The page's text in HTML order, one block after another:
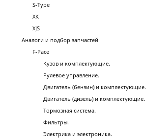
S-Type
XK
XJS
Аналоги и подбор запчастей
F-Pace
Кузов и комплектующие.
Рулевое управление.
Двигатель (бензин) и комплектующие.
Двигатель (дизель) и комплектующие.
Тормозная система.
Фильтры.
Электрика и электроника.